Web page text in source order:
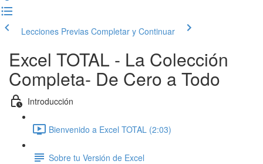
Lecciones Previas Completar y Continuar
Excel TOTAL - La Colección
Completa- De Cero a Todo
Introducción
Bienvenido a Excel TOTAL (2:03)
Sobre tu Versión de Excel